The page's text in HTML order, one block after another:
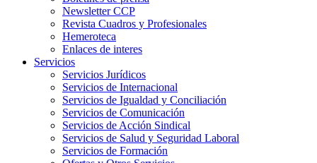
Newsletter CCP
Revista Cuadros y Profesionales
Hemeroteca
Enlaces de interes
Servicios
Servicios Jurídicos
Servicios de Internacional
Servicios de Igualdad y Conciliación
Servicios de Comunicación
Servicios de Acción Sindical
Servicios de Salud y Seguridad Laboral
Servicios de Formación